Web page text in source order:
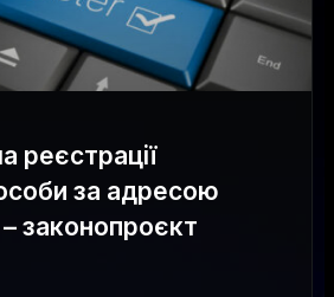
реєстрації
за адресою
законопроєкт